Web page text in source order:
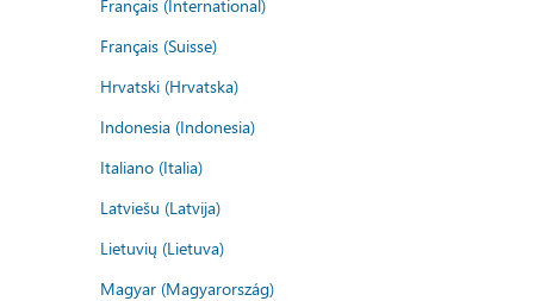
Français (International)
Français (Suisse)
Hrvatski (Hrvatska)
Indonesia (Indonesia)
Italiano (Italia)
Latviešu (Latvija)
Lietuvių (Lietuva)
Magyar (Magyarország)